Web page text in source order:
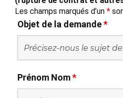
Les champs marqués d’un *
Objet de la demande*
Prénom Nom*